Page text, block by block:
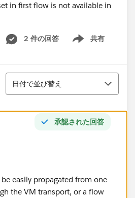
in first flow is not available in
2 件の回答 共有
Show menu
並び替え
日付で並び替え
承認された回答
easily propagated from one
the VM transport, or a flow